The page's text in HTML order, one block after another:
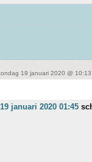
19 januari 2020 @ 10:13
januari 2020 01:45